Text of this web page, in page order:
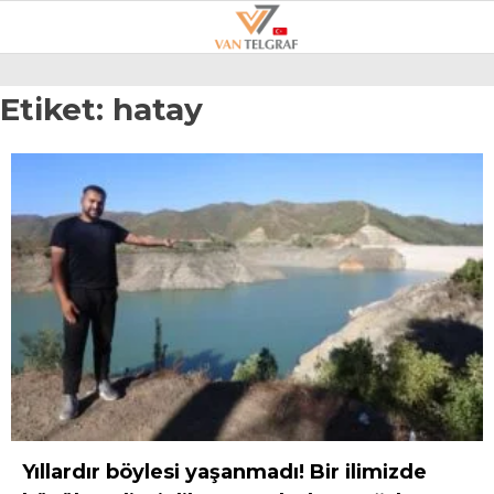
25.2°
BÖLGE
3.SAYFA
GÜNDEM
SPOR
EKONOMI
MAGAZIN
POLITIKA
Etiket: hatay
Yıllardır böylesi yaşanmadı! Bir ilimizde